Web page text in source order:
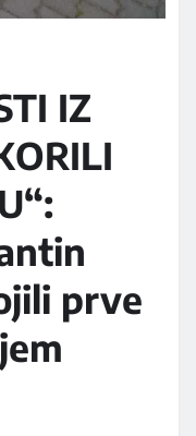
IZ
prve